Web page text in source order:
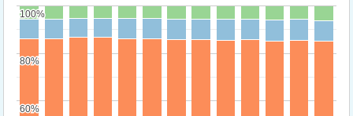
60%
60%
80%
80%
100%
100%